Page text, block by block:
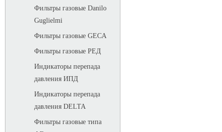
Фильтры газовые Danilo
Guglielmi
Фильтры газовые GECA
Фильтры газовые РЕД
Индикаторы перепада
давления ИПД
Индикаторы перепада
давления DELTA
Фильтры газовые типа